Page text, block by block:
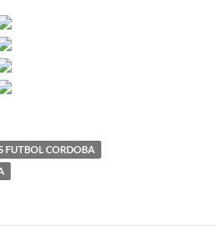
FUTBOL CORDOBA